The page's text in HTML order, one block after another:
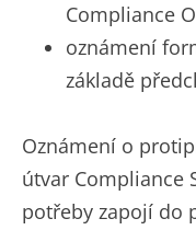
Compliance
oznámení
základě
Oznámení o
útvar Compliance
potřeby zapojí do